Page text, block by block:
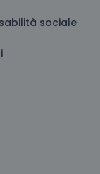
sociale